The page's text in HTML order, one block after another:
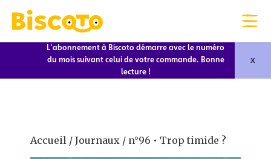
L'abonnement à Biscoto démarre avec le numéro
du mois suivant celui de votre commande. Bonne
lecture !
x
Accueil / Journaux / n°96 • Trop timide ?